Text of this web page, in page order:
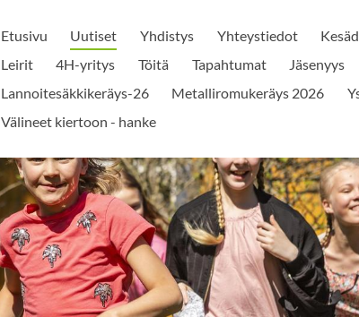
Etusivu Uutiset Yhdistys Yhteystiedot
Leirit
4H-yritys Töitä Tapahtumat Jäsenyys
Lannoitesäkkikeräys-26
Metalliromukeräys 2026
Välineet kiertoon - hanke